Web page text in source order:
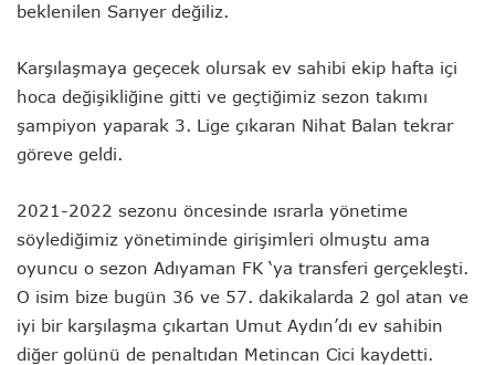
beklenilen Sarıyer değiliz.
Karşılaşmaya geçecek olursak ev sahibi ekip hafta içi
hoca değişikliğine gitti ve geçtiğimiz sezon takımı
şampiyon yaparak 3. Lige çıkaran Nihat Balan tekrar
göreve geldi.
2021-2022 sezonu öncesinde ısrarla yönetime
söylediğimiz yönetiminde girişimleri olmuştu ama
oyuncu o sezon Adıyaman FK ‘ya transferi gerçekleşti.
O isim bize bugün 36 ve 57. dakikalarda 2 gol atan ve
iyi bir karşılaşma çıkartan Umut Aydın’dı ev sahibin
diğer golünü de penaltıdan Metincan Cici kaydetti.